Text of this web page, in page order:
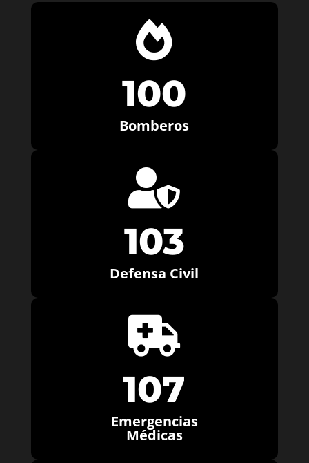

100
Bomberos

103
Defensa Civil

107
Emergencias
Médicas